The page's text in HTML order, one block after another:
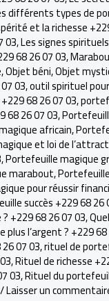
différents types de
et la richesse
03,Les signes
68 26 07 03,
,Objet béni,Objet
03,outil spirituel
68 26 07 03,
68 26 07 03,
africain,
et loi de
,Portefeuille magique
marabout,
pour réussir
succès +229 68 26
+229 68 26 07 03,
l’argent ? +229
07 03,rituel de
,Rituel de richesse
03,Rituel du
/Laisser un